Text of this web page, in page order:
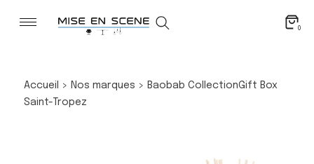
0
Accueil > Nos marques > Baobab CollectionGift Box
Saint-Tropez